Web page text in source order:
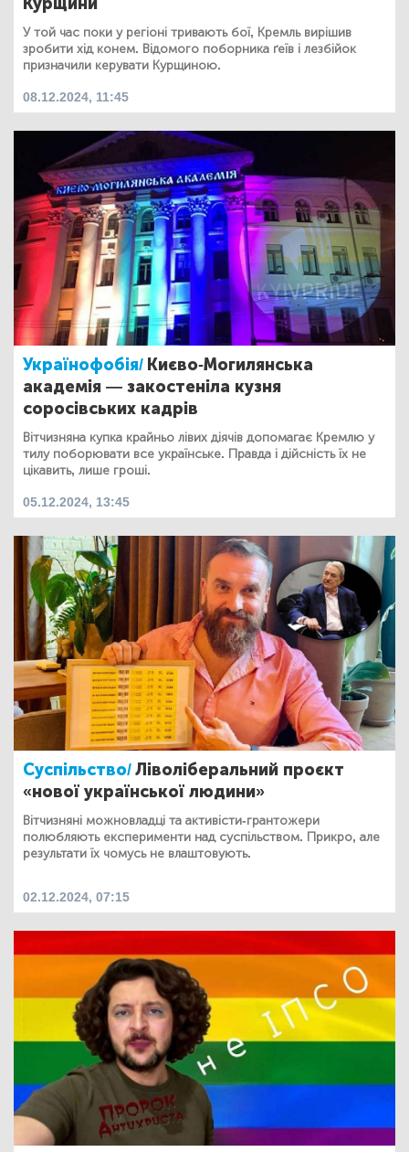
У той час поки у регіоні тривають бої, Кремль вирішив
зробити хід конем. Відомого поборника ґеїв і лезбійок
призначили керувати Курщиною.
08.12.2024, 11:45
Українофобія/ Києво-Могилянська
академія — закостеніла кузня
соросівських кадрів
Вітчизняна купка крайньо лівих діячів допомагає Кремлю у
тилу поборювати все українське. Правда і дійсність їх не
цікавить, лише гроші.
05.12.2024, 13:45
Суспільство/Ліволіберальний проєкт
«нової української людини»
Вітчизняні можновладці та активісти-грантожери
полюбляють експерименти над суспільством. Прикро, але
результати їх чомусь не влаштовують.
02.12.2024, 07:15